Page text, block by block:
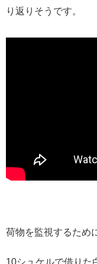
り返りそうです。
荷物を監視するため